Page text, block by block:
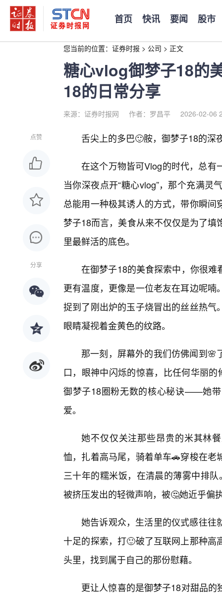
首页 快讯 要闻 股市
您当前的位置： 证券时报 > 公司 > 正文
糖心vlog御梦子18的
18的日常分享
来源：证券时报网 作者：罗昌平 2026-02-06
点赞
分享
舌尖上的多巴🙂胺，御梦子18的深
在这个万物皆可Vlog的时代，总有
当你深夜点开“糖心vlog”，那个充满
总能用一种极其诱人的方式，带你瞬
梦子18而言，美食从来不仅仅是为了
里最鲜活的底色。
在御梦子18的美食探索中，你很
更有温度，更像是一位老友在耳边呢
捉到了刚出炉的玉子烧冒出的丝丝热
眼睛凝视着金黄色的纹路。
那一刻，屏幕外的我们仿佛闻到
口，眼神中闪烁的惊喜，比任何华丽
御梦子18圈粉无数的核心秘诀——她
爱。
她不仅仅关注那些昂贵的米其林
恤，扎着高马尾，骑着单车🚗穿梭在
三十年的糯米饭，在清晨的薄雾中排
被挤压发出的轻微声响，被🤔她近乎偏
她告诉观众，生活里的仪式感往往
十足的探索，打🙂破了互联网上那种
头里，找到属于自己的那份慰藉。
更让人惊喜的是御梦子18对甜品